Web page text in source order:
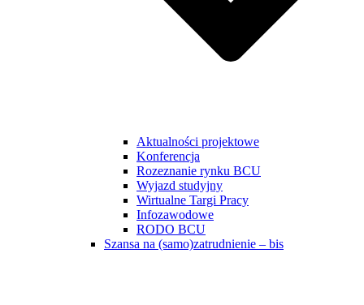
Aktualności projektowe
Konferencja
Rozeznanie rynku BCU
Wyjazd studyjny
Wirtualne Targi Pracy
Infozawodowe
RODO BCU
Szansa na (samo)zatrudnienie – bis